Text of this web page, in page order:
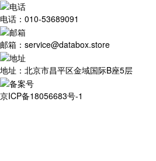
电话：010-53689091
邮箱：service@databox.store
地址：北京市昌平区金域国际B座5层
京ICP备18056683号-1